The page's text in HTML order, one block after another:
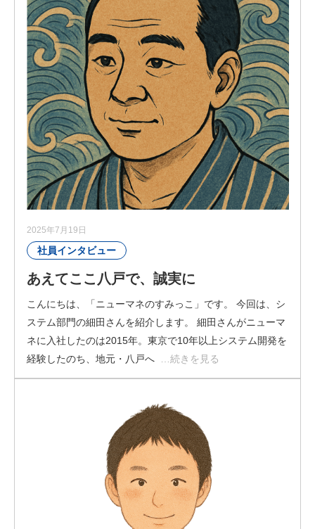
2025年7月19日
社員インタビュー
あえてここ八戸で、誠実に
こんにちは、「ニューマネのすみっこ」です。 今回は、シ
ステム部門の細田さんを紹介します。 細田さんがニューマ
ネに入社したのは2015年。東京で10年以上システム開発を
経験したのち、地元・八戸へ
…続きを見る